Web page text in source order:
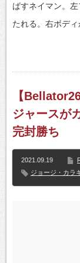
ばすネイマン。
たれる。右ボデ
【
ジャースが
完封勝ち
2021.09.19
ジョージ・カラ